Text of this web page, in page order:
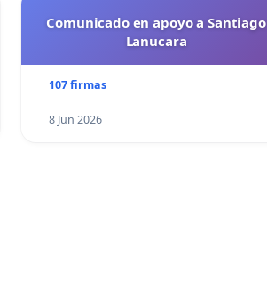
Comunicado en apoyo a Santiago
Lanucara
107 firmas
8 Jun 2026